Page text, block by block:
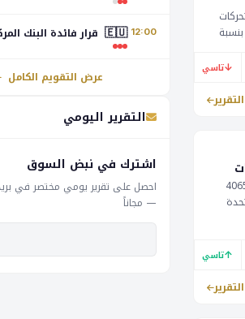
↓تاسي
إلى 4065.10
الاحتياطي الفيدرالي والرئيسة Bowman عن↑تاسي
12:00
🇪🇺 قرار فائدة البنك
عرض التقويم الكامل
التقرير اليومي
اشترك في نبض السوق
احصل على تقرير يومي مختصر في
— مجاناً